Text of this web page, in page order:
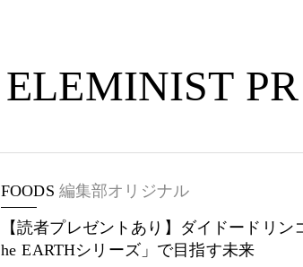
ELEMINIST PR
FOODS 編集部オリジナル
【読者プレゼントあり】ダイドードリ
he EARTHシリーズ」で目指す未来